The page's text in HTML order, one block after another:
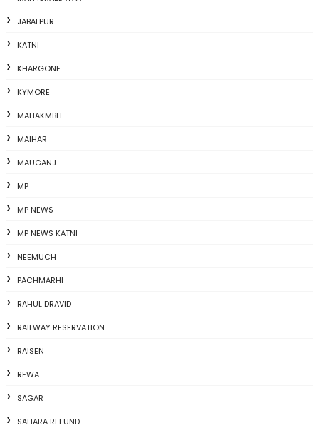
JABALPUR
KATNI
KHARGONE
KYMORE
MAHAKMBH
MAIHAR
MAUGANJ
MP
MP NEWS
MP NEWS KATNI
NEEMUCH
PACHMARHI
RAHUL DRAVID
RAILWAY RESERVATION
RAISEN
REWA
SAGAR
SAHARA REFUND